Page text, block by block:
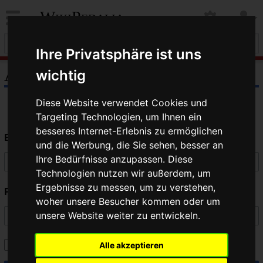
Ihre Privatsphäre ist uns
wichtig
Diese Website verwendet Cookies und
Targeting Technologien, um Ihnen ein
besseres Internet-Erlebnis zu ermöglichen
und die Werbung, die Sie sehen, besser an
Ihre Bedürfnisse anzupassen. Diese
Technologien nutzen wir außerdem, um
Ergebnisse zu messen, um zu verstehen,
woher unsere Besucher kommen oder um
unsere Website weiter zu entwickeln.
Alle akzeptieren
WikiPedalia
Anmelden
Benutzername
Passwort
Angemeldet bleiben